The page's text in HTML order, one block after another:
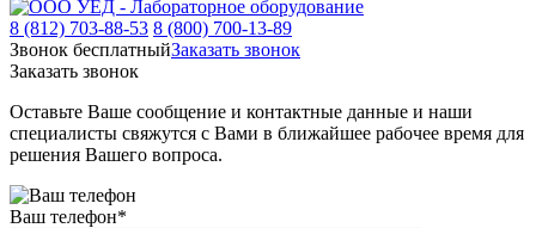
8 (812) 703-88-53 8 (800) 700-13-89
Звонок бесплатныйЗаказать звонок
Заказать звонок
Оставьте Ваше сообщение и контактные данные и наши
специалисты свяжутся с Вами в ближайшее рабочее время для
решения Вашего вопроса.
Ваш телефон*